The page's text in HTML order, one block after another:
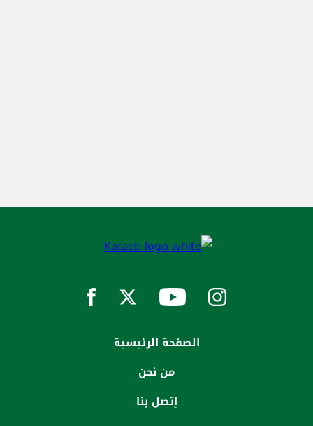
الصفحة الرئيسية
من نحن
إتصل بنا